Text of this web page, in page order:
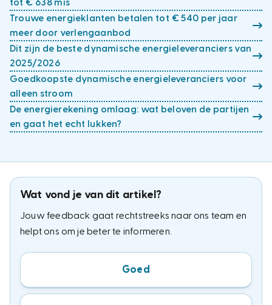
tot € 638 mis
Trouwe energieklanten betalen tot € 540 per jaar
meer door verlengaanbod
Dit zijn de beste dynamische energieleveranciers van
2025/2026
Goedkoopste dynamische energieleveranciers voor
alleen stroom
De energierekening omlaag: wat beloven de partijen
en gaat het echt lukken?
Wat vond je van dit artikel?
Jouw feedback gaat rechtstreeks naar ons team en
helpt ons om je beter te informeren.
Goed